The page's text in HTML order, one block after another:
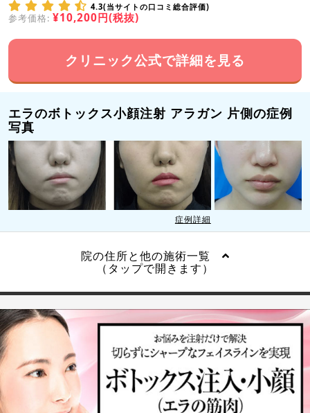
4.3(当サイトの口コミ総合評価)
参考価格: ¥10,200円(税抜)
クリニック公式で詳細を見る
エラのボトックス小顔注射 アラガン 片側の症例
写真
症例詳細
院の住所と他の施術一覧
（タップで開きます）